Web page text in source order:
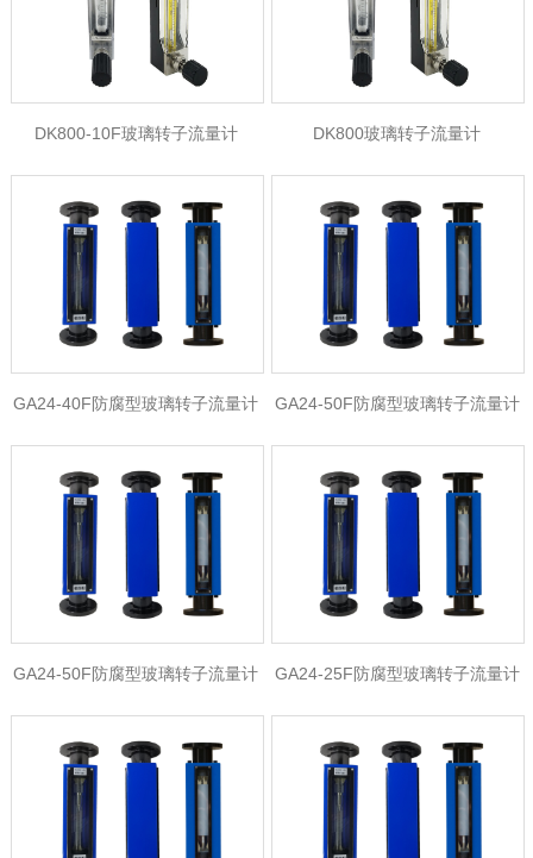
DK800-10F玻璃转子流量计 DK800玻璃转子流量计
GA24-40F防腐型玻璃转子流量计 GA24-50F防腐型玻璃转子流量计
GA24-50F防腐型玻璃转子流量计 GA24-25F防腐型玻璃转子流量计